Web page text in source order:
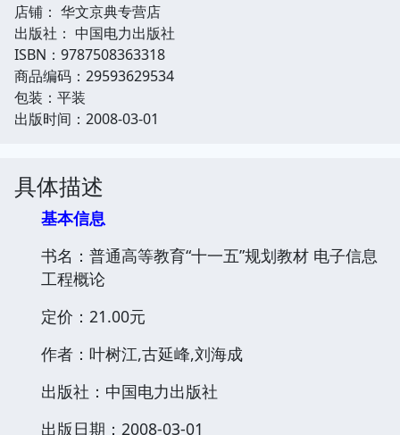
店铺： 华文京典专营店
出版社： 中国电力出版社
ISBN：9787508363318
商品编码：29593629534
包装：平装
出版时间：2008-03-01
具体描述
基本信息
书名：普通高等教育“十一五”规划教材 电子信息
工程概论
定价：21.00元
作者：叶树江,古延峰,刘海成
出版社：中国电力出版社
出版日期：2008-03-01